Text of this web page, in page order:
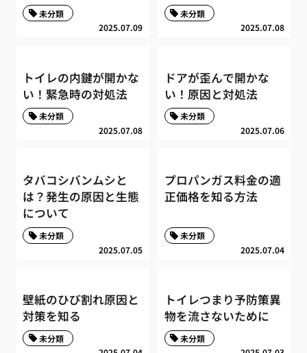
2025.07.09
未分類
2025.07.08
未分類
トイレの内鍵が開かな
い！緊急時の対処法
2025.07.08
未分類
ドアが歪んで開かな
い！原因と対処法
2025.07.06
未分類
タバコシバンムシと
は？発生の原因と生態
について
2025.07.05
未分類
プロパンガス料金の適
正価格を知る方法
2025.07.04
未分類
壁紙のひび割れ原因と
対策を知る
未分類
トイレつまり予防策異
物を流さないために
未分類